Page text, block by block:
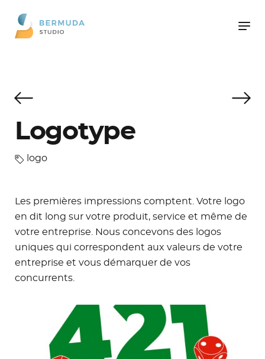
Logotype
logo
Les premières impressions comptent. Votre logo
en dit long sur votre produit, service et même de
votre entreprise. Nous concevons des logos
uniques qui correspondent aux valeurs de votre
entreprise et vous démarquer de vos
concurrents.